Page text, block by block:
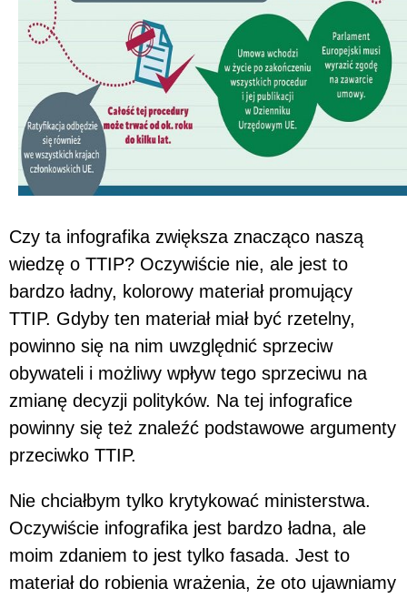
Czy ta infografika zwiększa znacząco naszą
wiedzę o TTIP? Oczywiście nie, ale jest to
bardzo ładny, kolorowy materiał promujący
TTIP. Gdyby ten materiał miał być rzetelny,
powinno się na nim uwzględnić sprzeciw
obywateli i możliwy wpływ tego sprzeciwu na
zmianę decyzji polityków. Na tej infografice
powinny się też znaleźć podstawowe argumenty
przeciwko TTIP.
Nie chciałbym tylko krytykować ministerstwa.
Oczywiście infografika jest bardzo ładna, ale
moim zdaniem to jest tylko fasada. Jest to
materiał do robienia wrażenia, że oto ujawniamy